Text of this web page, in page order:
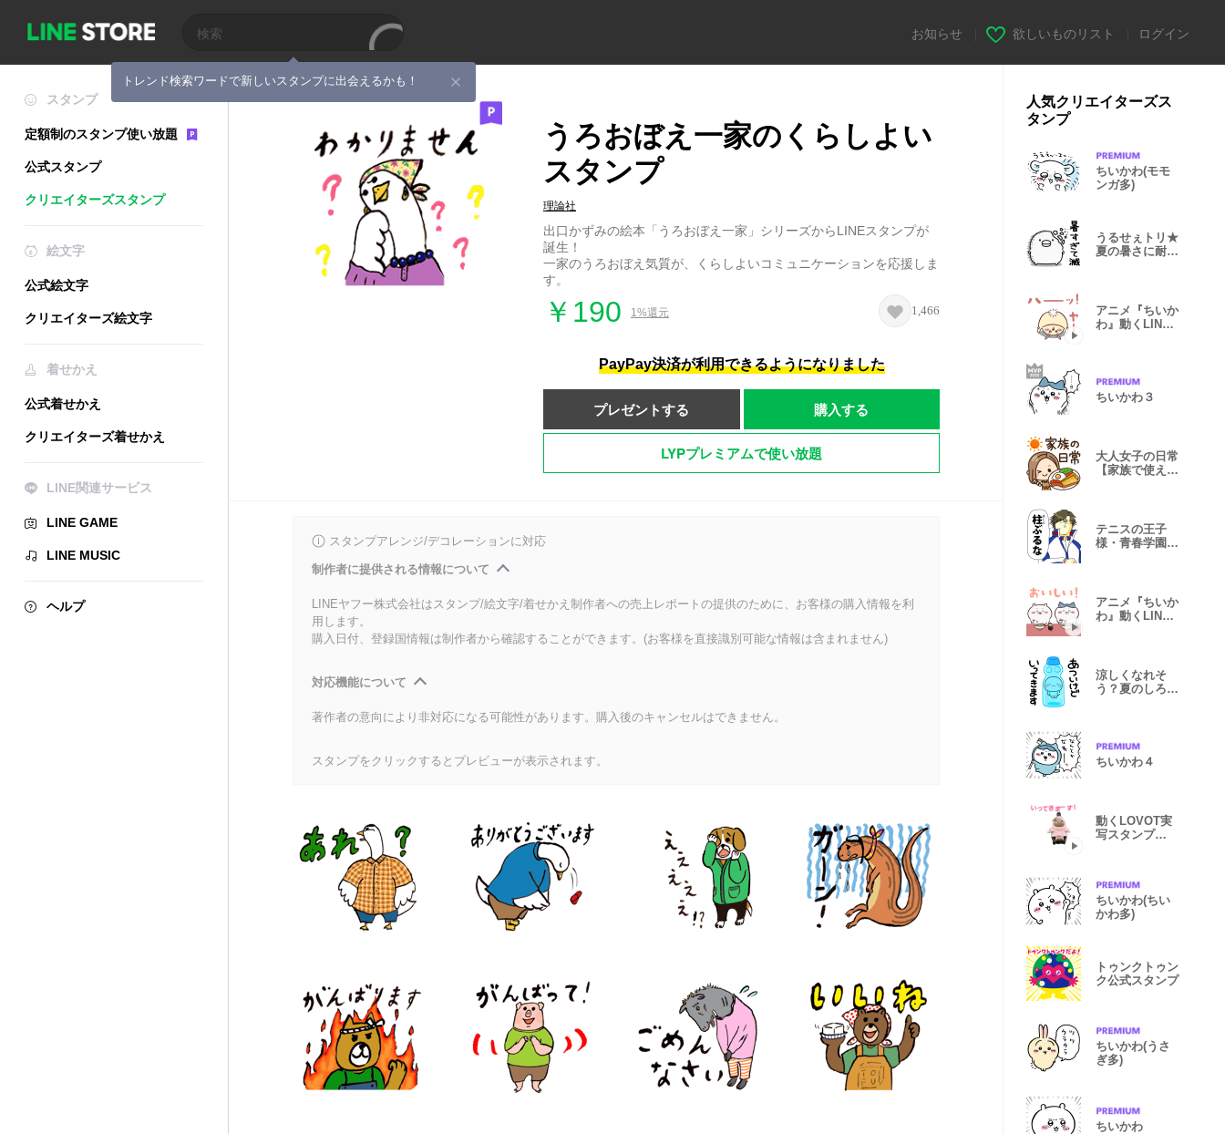
トレンド検索ワードで新しいスタンプに出会えるかも！
お知らせ 欲しいものリスト ログイン
スタンプ
定額制のスタンプ使い放題
公式スタンプ
クリエイターズスタンプ
絵文字
公式絵文字
クリエイターズ絵文字
着せかえ
公式着せかえ
クリエイターズ着せかえ
LINE関連サービス
LINE GAME
LINE MUSIC
ヘルプ
うろおぼえ一家のくらしよい
スタンプ
理論社
出口かずみの絵本「うろおぼえ一家」シリーズからLINEスタンプが
誕生！
一家のうろおぼえ気質が、くらしよいコミュニケーションを応援しま
す。
￥190 1%還元 1,466
PayPay決済が利用できるようになりました
プレゼントする 購入する
LYPプレミアムで使い放題
スタンプアレンジ/デコレーションに対応
制作者に提供される情報について
LINEヤフー株式会社はスタンプ/絵文字/着せかえ制作者への売上レポートの提供のために、お客様の購入情報を利
用します。
購入日付、登録国情報は制作者から確認することができます。(お客様を直接識別可能な情報は含まれません)
対応機能について
著作者の意向により非対応になる可能性があります。購入後のキャンセルはできません。
スタンプをクリックするとプレビューが表示されます。
人気クリエイターズス
タンプ
ちいかわ(モモ
ンガ多)
うるせぇトリ★
夏の暑さに耐え
アニメ『ちいか
わ』動くLINE
ちいかわ３
大人女子の日常
【家族で使える
テニスの王子
様・青春学園×
アニメ『ちいか
わ』動くLINE
涼しくなれそ
う？夏のしろま
ちいかわ４
動くLOVOT実
写スタンプ
ちいかわ(ちい
かわ多)
トゥンクトゥン
ク公式スタンプ
ちいかわ(うさ
ぎ多)
ちいかわ